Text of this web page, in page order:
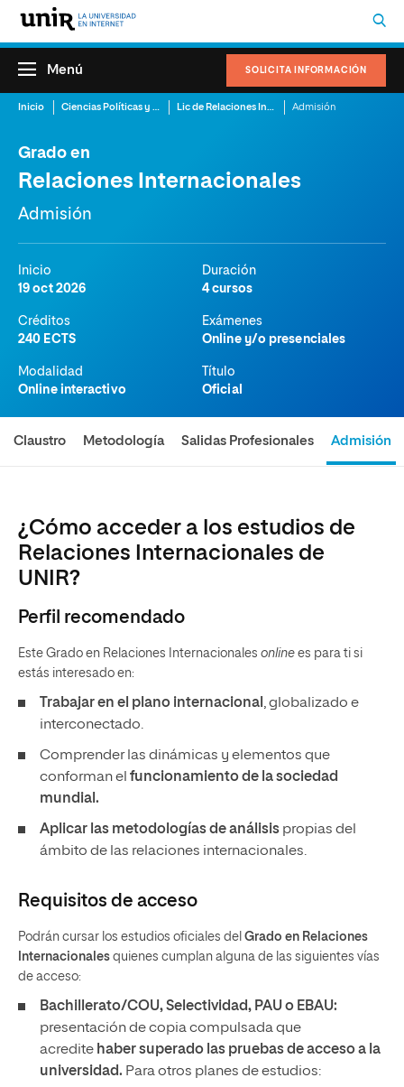
SOLICITA INFORMACIÓN
Menú
Inicio Ciencias Políticas y Relaciones Internacionales Lic de Relaciones Internacionales Admisión
Grado en
Relaciones Internacionales
Admisión
Inicio
19 oct 2026
Duración
4 cursos
Créditos
240 ECTS
Exámenes
Online y/o presenciales
Modalidad
Online interactivo
Título
Oficial
Claustro Metodología Salidas Profesionales Admisión
¿Cómo acceder a los estudios de
Relaciones Internacionales de
UNIR?
Perfil recomendado
Este Grado en Relaciones Internacionales online es para ti si
estás interesado en:
Trabajar en el plano internacional , globalizado e
interconectado.
Comprender las dinámicas y elementos que
conforman el funcionamiento de la sociedad
mundial.
Aplicar las metodologías de análisis propias del
ámbito de las relaciones internacionales.
Requisitos de acceso
Podrán cursar los estudios oficiales del Grado en Relaciones
Internacionales quienes cumplan alguna de las siguientes vías
de acceso:
Bachillerato/COU, Selectividad, PAU o EBAU:
presentación de copia compulsada que
acredite haber superado las pruebas de acceso a la
universidad. Para otros planes de estudios: